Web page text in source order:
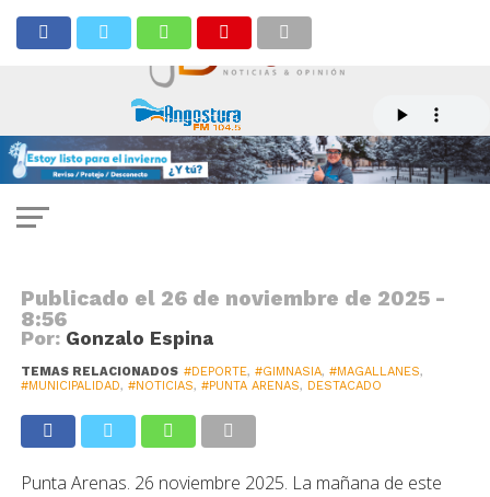
180 deportistas participarán del
Campeonato Municipal de
Gimnasia Artística
Publicado el 26 de noviembre de 2025 -
8:56
Por: Gonzalo Espina
TEMAS RELACIONADOS #DEPORTE, #GIMNASIA, #MAGALLANES,
#MUNICIPALIDAD, #NOTICIAS, #PUNTA ARENAS, DESTACADO
Punta Arenas. 26 noviembre 2025. La mañana de este